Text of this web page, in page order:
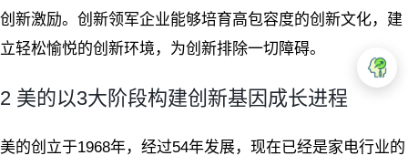
创新激励。创新领军企业能够培育高包容度的创新文化，建
立轻松愉悦的创新环境，为创新排除一切障碍。
2 美的以3大阶段构建创新基因成长进程
美的创立于1968年，经过54年发展，现在已经是家电行业的